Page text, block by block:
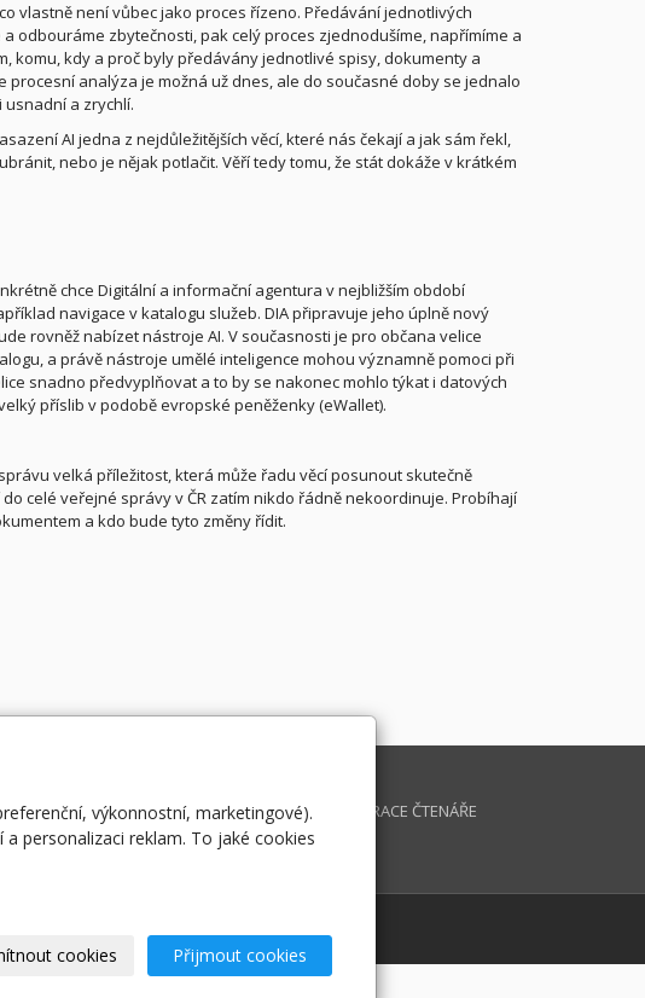
vlastně není vůbec jako proces řízeno. Předávání jednotlivých
odbouráme zbytečnosti, pak celý proces zjednodušíme, napřímíme a
komu, kdy a proč byly předávány jednotlivé spisy, dokumenty a
analýza je možná už dnes, ale do současné doby se jednalo
a zrychlí.
AI jedna z nejdůležitějších věcí, které nás čekají a jak sám řekl,
nebo je nějak potlačit. Věří tedy tomu, že stát dokáže v krátkém
chce Digitální a informační agentura v nejbližším období
navigace v katalogu služeb. DIA připravuje jeho úplně nový
rovněž nabízet nástroje AI. V současnosti je pro občana velice
a právě nástroje umělé inteligence mohou významně pomoci při
snadno předvyplňovat a to by se nakonec mohlo týkat i datových
příslib v podobě evropské peněženky (eWallet).
velká příležitost, která může řadu věcí posunout skutečně
celé veřejné správy v ČR zatím nikdo řádně nekoordinuje. Probíhají
a kdo bude tyto změny řídit.
MIKULOV
EGOVERNMENT THE BEST
REGISTRACE ČTENÁŘE
výkonnostní, marketingové).
personalizaci reklam. To jaké cookies
cookies Přijmout cookies